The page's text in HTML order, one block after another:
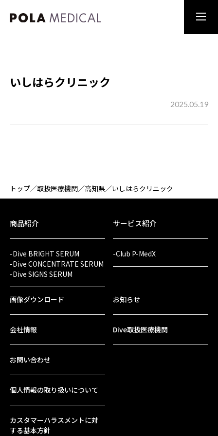
いしはらクリニック
2025.05.19
トップ／取扱医療機関／高知県／いしはらクリニック
商品紹介
-Dive BRIGHT SERUM
-Dive CONCENTRATE SERUM
-Dive SIGNS SERUM
サービス紹介
-Club P-MedX
画像ダウンロード
会社情報
お知らせ
Dive取扱医療機関
お問い合わせ
個人情報の取り扱いについて
カスタマーハラスメントに対
する基本方針